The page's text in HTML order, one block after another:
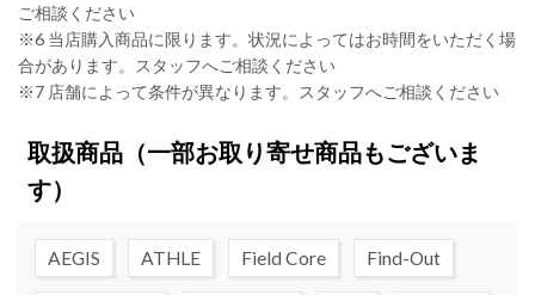
ご相談ください
※6 当店購入商品に限ります。状況によってはお時間をいただく場
合があります。スタッフへご相談ください
※7 店舗によって条件が異なります。スタッフへご相談ください
取扱商品（一部お取り寄せ商品もございま
す）
AEGIS ATHLE Field Core Find-Out